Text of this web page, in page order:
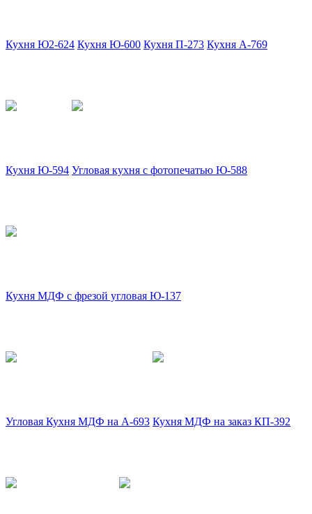
Кухня Ю2-624 Кухня Ю-600 Кухня П-273 Кухня А-769
Кухня Ю-594 Угловая кухня с фотопечатью Ю-588
Кухня МДФ с фрезой угловая Ю-137
Угловая Кухня МДФ на А-693 Кухня МДФ на заказ КП-392